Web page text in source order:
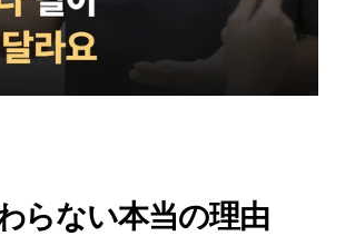
らない本当の理由